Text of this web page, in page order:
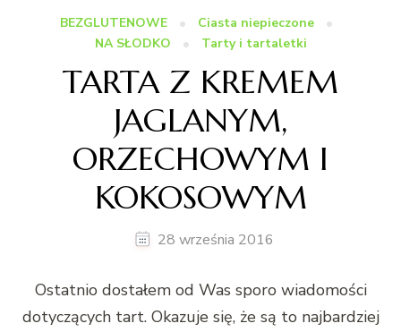
BEZGLUTENOWE
Ciasta niepieczone
NA SŁODKO
Tarty i tartaletki
TARTA Z KREMEM
JAGLANYM,
ORZECHOWYM I
KOKOSOWYM
28 września 2016
Ostatnio dostałem od Was sporo wiadomości
dotyczących tart. Okazuje się, że są to najbardziej